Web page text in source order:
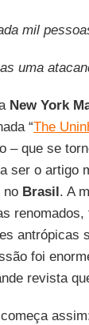
mil
uma
New York
“The
– que se
ser o artigo
no Brasil. A
antrópicas
foi
revista